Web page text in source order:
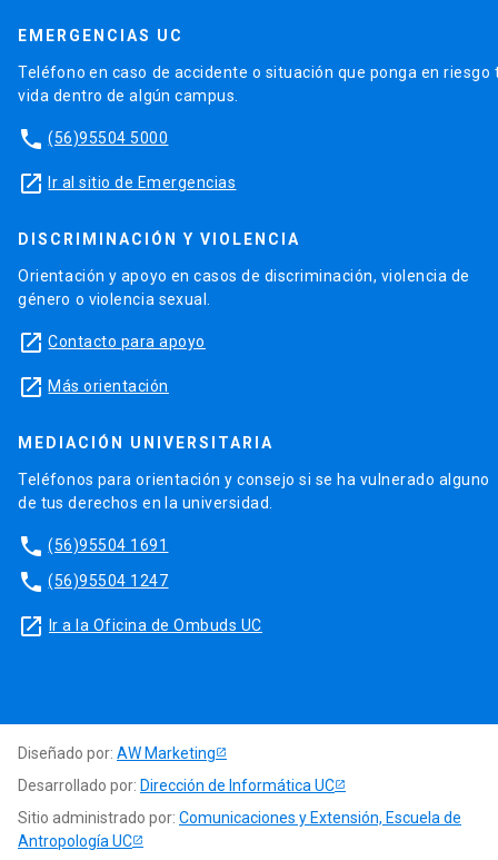
EMERGENCIAS UC
Teléfono en caso de accidente o situación que ponga en riesgo
vida dentro de algún campus.
phone (56)95504 5000
launch Ir al sitio de Emergencias
DISCRIMINACIÓN Y VIOLENCIA
Orientación y apoyo en casos de discriminación, violencia de
género o violencia sexual.
launch Contacto para apoyo
launch Más orientación
MEDIACIÓN UNIVERSITARIA
Teléfonos para orientación y consejo si se ha vulnerado alguno
de tus derechos en la universidad.
phone (56)95504 1691
phone (56)95504 1247
launch Ir a la Oficina de Ombuds UC
Diseñado por: AW Marketing
Desarrollado por: Dirección de Informática UC
Sitio administrado por: Comunicaciones y Extensión, Escuela de
Antropología UC